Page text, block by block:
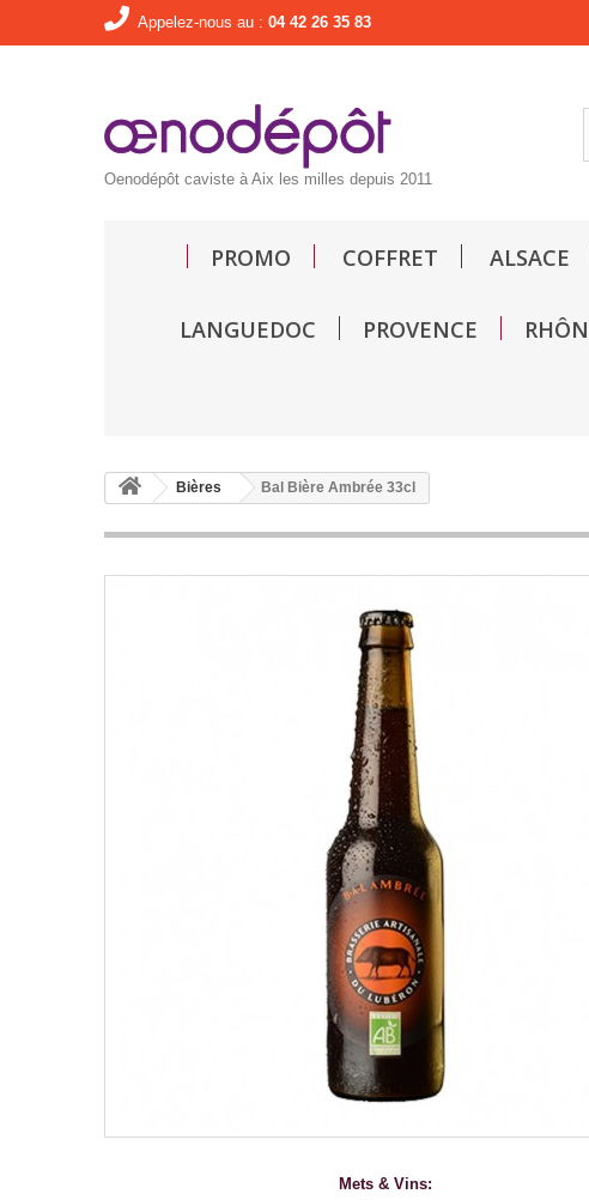
Appelez-nous au : 04 42 26 35 83
Oenodépôt caviste à Aix les milles depuis 2011
PROMO COFFRET ALSACE
LANGUEDOC PROVENCE
Bières Bal Bière Ambrée 33cl
Mets & Vins: